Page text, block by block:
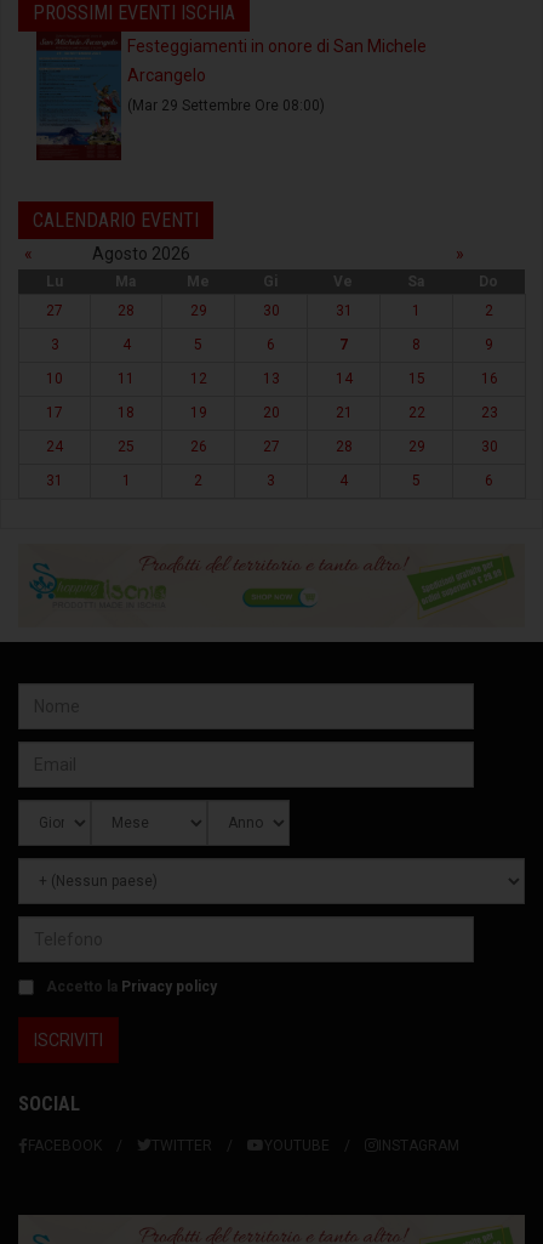
PROSSIMI EVENTI ISCHIA
Festeggiamenti in onore di San Michele
Arcangelo
(Mar 29 Settembre Ore 08:00)
CALENDARIO EVENTI
« Agosto 2026 »
Lu Ma Me Gi Ve Sa
Do
27
28 29 30 31 1
2
3
4 5 6 7 8
9
10
11 12 13 14 15
16
17
18 19 20 21 22
23
24
25 26 27 28 29
30
31
1 2 3 4 5 6
Accetto la Privacy policy
SOCIAL
FACEBOOK TWITTER YOUTUBE INSTAGRAM